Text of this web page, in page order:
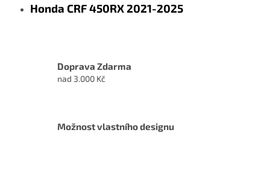
Honda CRF 450RX 2021-2025
Doprava Zdarma
nad 3.000 Kč
Možnost vlastního designu